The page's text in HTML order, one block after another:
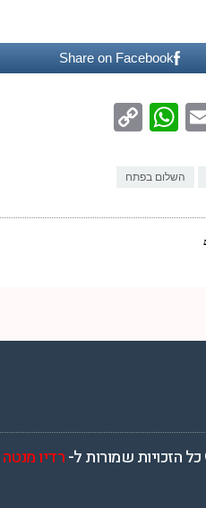
Share on Facebook
Email
WhatsApp
השלום בפתח
רדיו מנטה